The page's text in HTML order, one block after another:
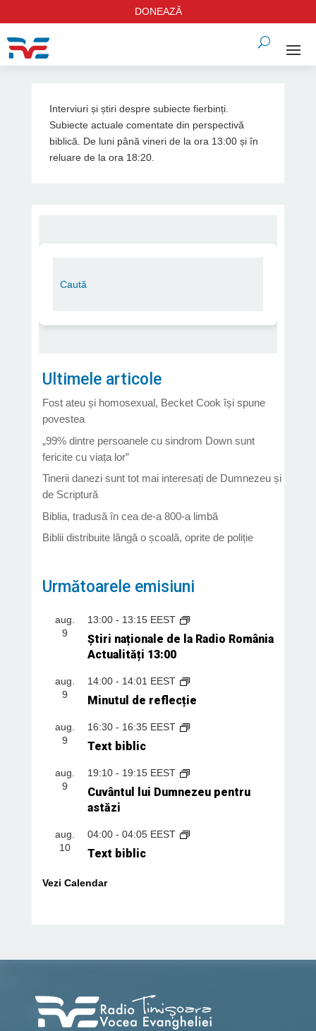
DONEAZĂ
Interviuri și știri despre subiecte fierbinți.
Subiecte actuale comentate din perspectivă
biblică. De luni până vineri de la ora 13:00 și în
reluare de la ora 18:20.
Ultimele articole
Fost ateu și homosexual, Becket Cook își spune
povestea
„99% dintre persoanele cu sindrom Down sunt
fericite cu viața lor”
Tinerii danezi sunt tot mai interesați de Dumnezeu și
de Scriptură
Biblia, tradusă în cea de-a 800-a limbă
Biblii distribuite lângă o școală, oprite de poliție
Următoarele emisiuni
aug.
9
13:00- 13:15 EEST
Știri naționale de la Radio România
Actualități 13:00
aug.
9
14:00- 14:01 EEST
Minutul de reflecție
aug.
9
16:30- 16:35 EEST
Text biblic
aug.
9
19:10- 19:15 EEST
Cuvântul lui Dumnezeu pentru
astăzi
aug.
10
04:00- 04:05 EEST
Text biblic
Vezi Calendar